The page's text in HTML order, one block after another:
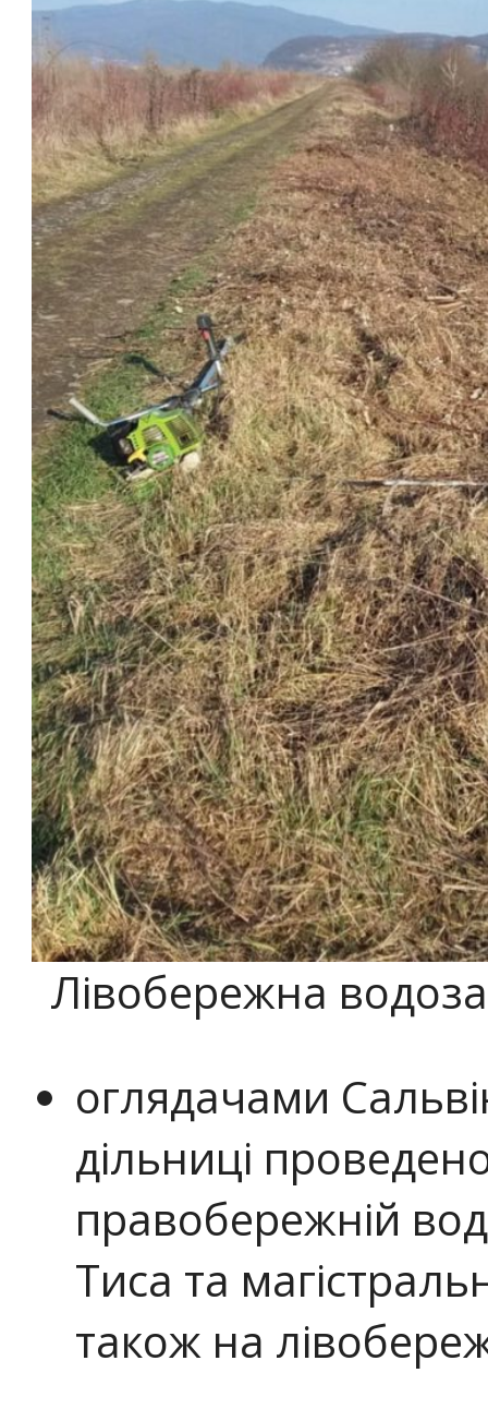
Лівобережна
оглядачами
дільниці
правобережній
Тиса та
також на